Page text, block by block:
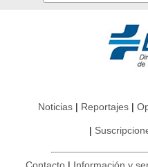
Noticias Reportajes
Contacto Información y